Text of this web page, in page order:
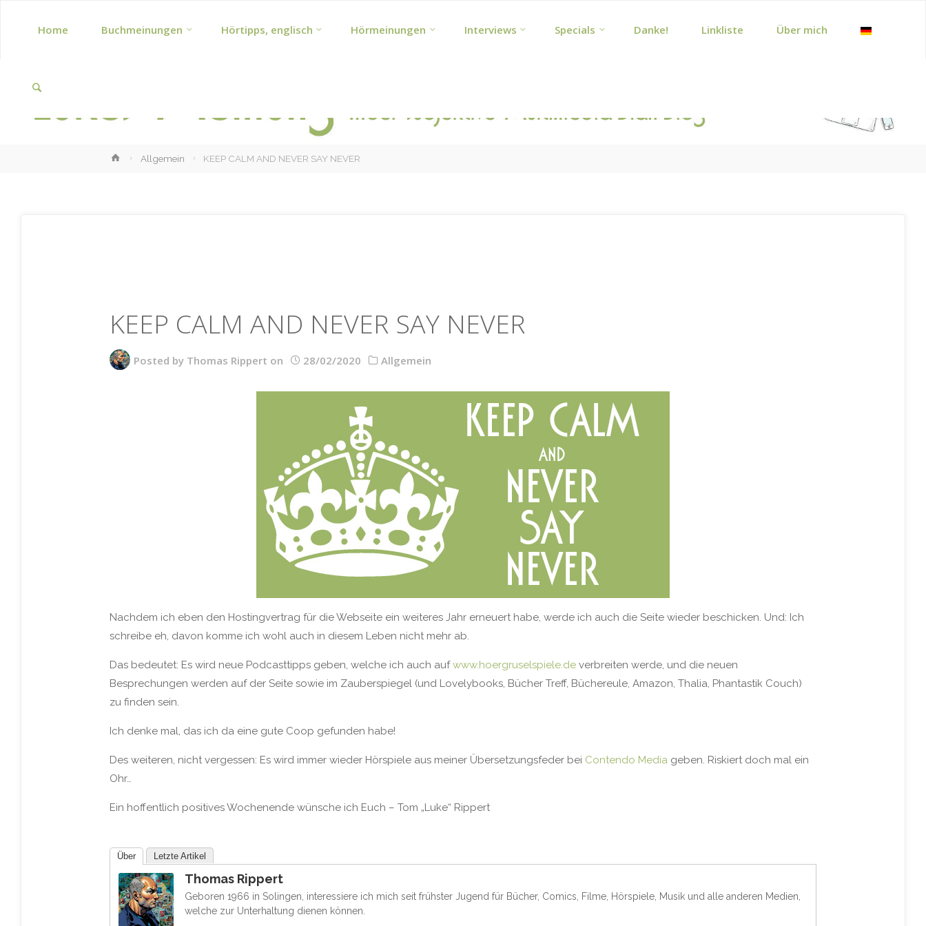
content
Home Buchmeinungen Hörtipps, englisch Hörmeinungen Interviews Specials Danke! Linkliste Über mich
HomeAllgemein KEEP CALM AND NEVER SAY NEVER
KEEP CALM AND NEVER SAY NEVER
Posted by Thomas Rippert on 28/02/2020 Allgemein
Nachdem ich eben den Hostingvertrag für die Webseite ein weiteres Jahr erneuert habe, werde ich auch die Seite wieder beschicken. Und: Ich
schreibe eh, davon komme ich wohl auch in diesem Leben nicht mehr ab.
Das bedeutet: Es wird neue Podcasttipps geben, welche ich auch aufwww.hoergruselspiele.de verbreiten werde, und die neuen
Besprechungen werden auf der Seite sowie im Zauberspiegel (und Lovelybooks, Bücher Treff, Büchereule, Amazon, Thalia, Phantastik Couch)
zu finden sein.
Ich denke mal, das ich da eine gute Coop gefunden habe!
Des weiteren, nicht vergessen: Es wird immer wieder Hörspiele aus meiner Übersetzungsfeder bei Contendo Media geben. Riskiert doch mal ein
Ohr…
Ein hoffentlich positives Wochenende wünsche ich Euch – Tom „Luke“ Rippert
Über Letzte Artikel
Thomas Rippert
Geboren 1966 in Solingen, interessiere ich mich seit frühster Jugend für Bücher, Comics, Filme, Hörspiele, Musik und alle anderen Medien,
welche zur Unterhaltung dienen können.